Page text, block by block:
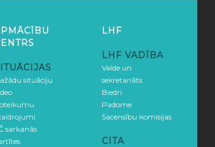
situāciju
sarkanās
LHF
LHF VADĪBA
Valde un
sekretariāts
Biedri
Padome
Sacensību komisijas
CITA